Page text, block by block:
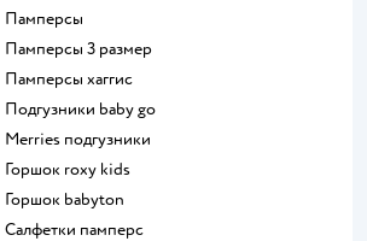
памперсы
памперсы 3 размер
памперсы хаггис
подгузники baby go
merries подгузники
горшок roxy kids
горшок babyton
салфетки памперс